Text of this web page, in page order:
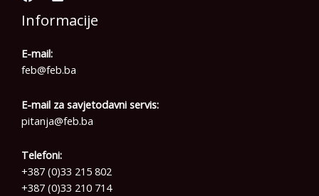
Informacije
E-mail:
feb@feb.ba
E-mail za savjetodavni servis:
pitanja@feb.ba
Telefoni:
+387 (0)33 215 802
+387 (0)33 210 714